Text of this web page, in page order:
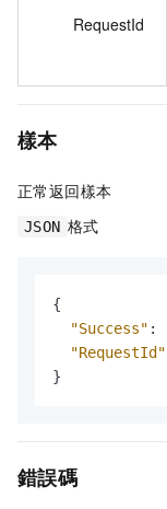
RequestId
樣本
正常返回樣本
JSON 格式
{
"Success" :
"RequestId"
}
錯誤碼